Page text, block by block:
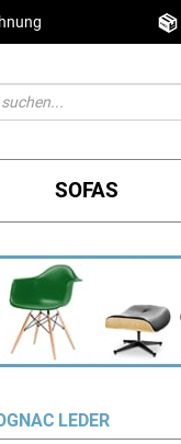
SOFAS
LEDER